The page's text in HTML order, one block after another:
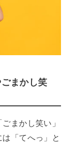
まかし笑
まかし笑い」
「てへっ」と